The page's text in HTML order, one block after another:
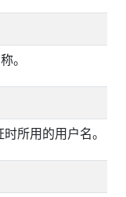
。
所用的用户名。